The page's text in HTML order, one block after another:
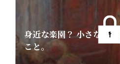
身近な楽園？ 小さな迷
こと。